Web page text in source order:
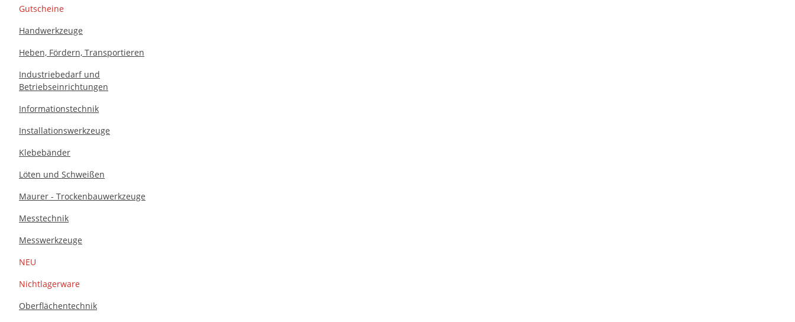
Gutscheine
Handwerkzeuge
Heben, Fördern, Transportieren
Industriebedarf und
Betriebseinrichtungen
Informationstechnik
Installationswerkzeuge
Klebebänder
Löten und Schweißen
Maurer - Trockenbauwerkzeuge
Messtechnik
Messwerkzeuge
NEU
Nichtlagerware
Oberflächentechnik